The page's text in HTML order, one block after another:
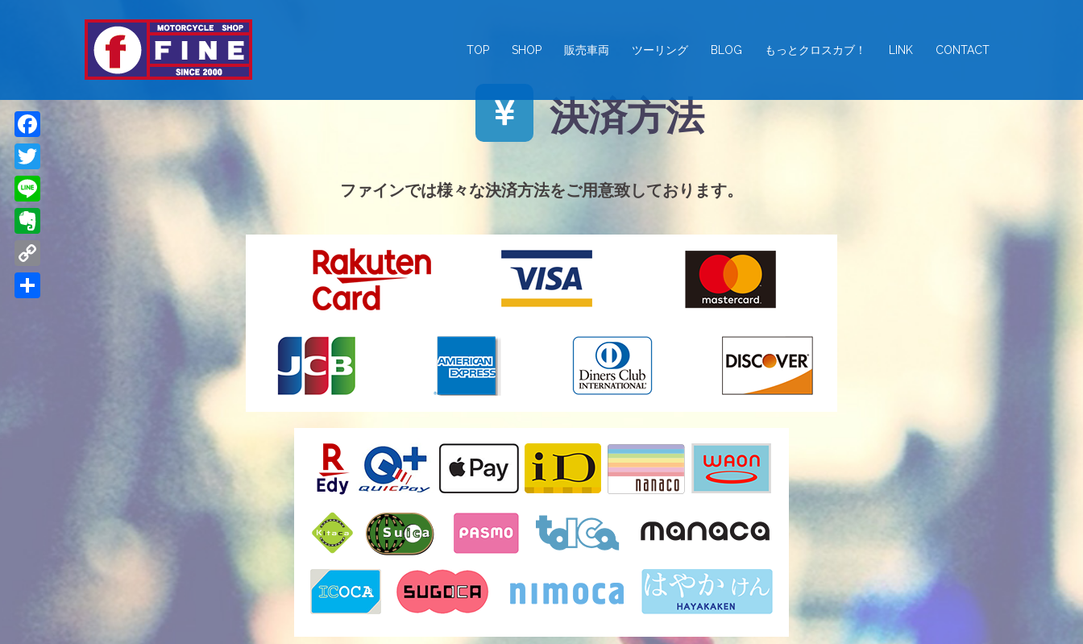
TOP SHOP 販売車両 ツーリング BLOG もっとクロスカブ！ LINK CONTACT
決済方法
ファインでは様々な決済方法をご用意致しております。
Facebook
Twitter
Line
Evernote
Copy